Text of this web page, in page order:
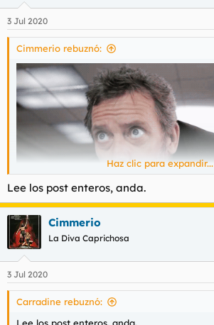
e
s
3 Jul 2020
Cimmerio rebuznó:
Haz clic para expandir...
Lee los post enteros, anda.
Cimmerio
La Diva Caprichosa
3 Jul 2020
Carradine rebuznó: